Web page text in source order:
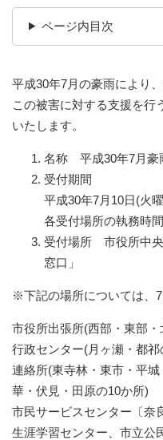
ページ内目次
平成30年7月の豪雨により
この被害に対する支援を行
いたします。
名称 平成30年7月豪
受付期間
平成30年7月10日(火
各受付場所の執務時
受付場所 市役所中
窓口」
※下記の場所については、
市役所出張所(西部・東部・
行政センター(月ヶ瀬・都祁
連絡所(東寺林・東市・平
華・伏見・田原の10か所)
市民サービスセンター〔奈
生涯学習センター、市立公